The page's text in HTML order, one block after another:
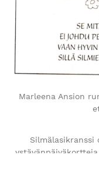
Marleena Ansion
Silmälasikranssi